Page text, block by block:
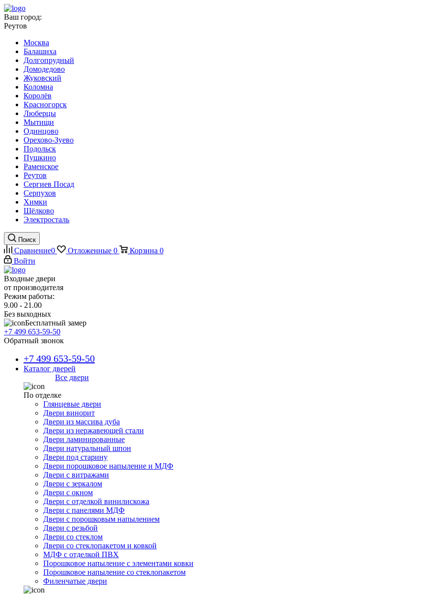
Ваш город:
Реутов
Москва
Балашиха
Долгопрудный
Домодедово
Жуковский
Коломна
Королёв
Красногорск
Люберцы
Мытищи
Одинцово
Орехово-Зуево
Подольск
Пушкино
Раменское
Реутов
Сергиев Посад
Серпухов
Химки
Щёлково
Электросталь
Поиск
Сравнение0 Отложенные 0 Корзина 0
Войти
Входные двери
от производителя
Режим работы:
9.00 - 21.00
Без выходных
Бесплатный замер
+7 499 653-59-50
Обратный звонок
+7 499 653-59-50
Каталог дверей
Все двери
По отделке
Глянцевые двери
Двери винорит
Двери из массива дуба
Двери из нержавеющей стали
Двери ламинированные
Двери натуральный шпон
Двери под старину
Двери порошковое напыление и МДФ
Двери с витражами
Двери с зеркалом
Двери с окном
Двери с отделкой винилискожа
Двери с панелями МДФ
Двери с порошковым напылением
Двери с резьбой
Двери со стеклом
Двери со стеклопакетом и ковкой
МДФ с отделкой ПВХ
Порошковое напыление с элементами ковки
Порошковое напыление со стеклопакетом
Филенчатые двери